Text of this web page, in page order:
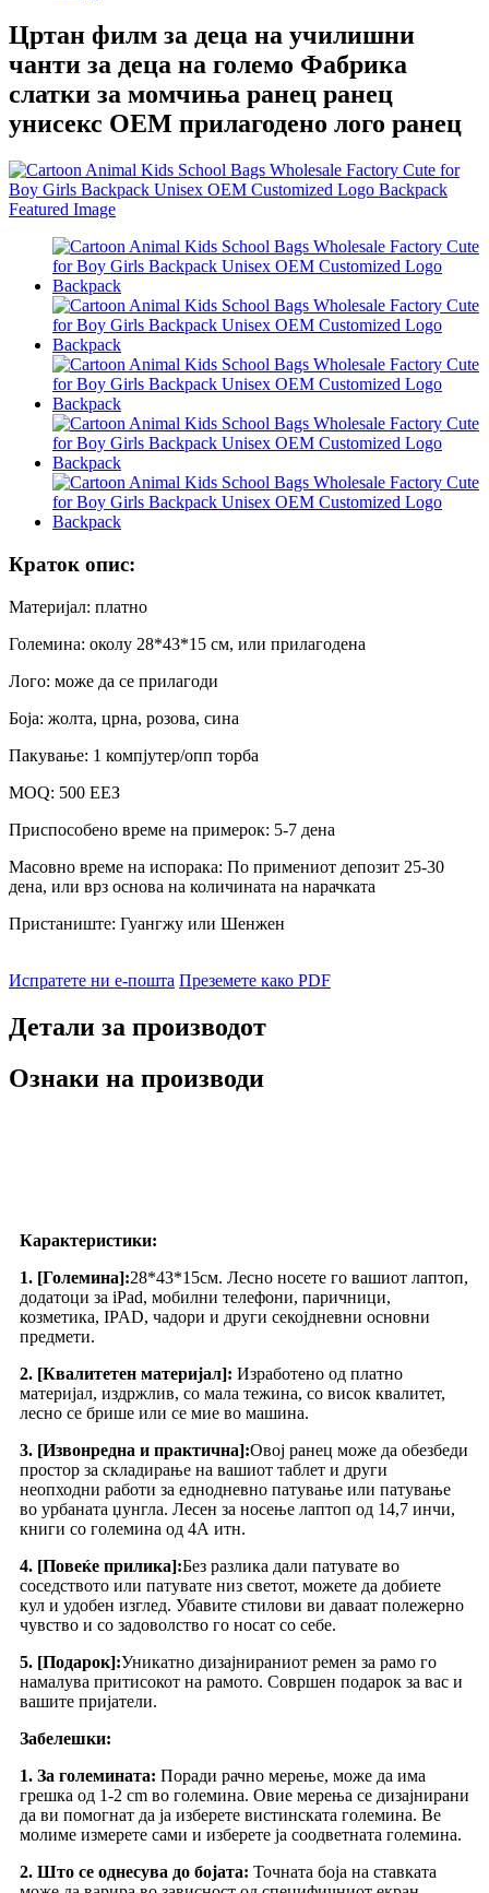
Цртан филм за деца на училишни
чанти за деца на големо Фабрика
слатки за момчиња ранец ранец
унисекс OEM прилагодено лого ранец
Краток опис:
Материјал: платно
Големина: околу 28*43*15 см, или прилагодена
Лого: може да се прилагоди
Боја: жолта, црна, розова, сина
Пакување: 1 компјутер/опп торба
MOQ: 500 ЕЕЗ
Приспособено време на примерок: 5-7 дена
Масовно време на испорака: По примениот депозит 25-30
дена, или врз основа на количината на нарачката
Пристаниште: Гуангжу или Шенжен
Испратете ни е-пошта Преземете како PDF
Детали за производот
Ознаки на производи
Карактеристики:
1. [Големина]:28*43*15см. Лесно носете го вашиот лаптоп,
додатоци за iPad, мобилни телефони, паричници,
козметика, IPAD, чадори и други секојдневни основни
предмети.
2. [Квалитетен материјал]: Изработено од платно
материјал, издржлив, со мала тежина, со висок квалитет,
лесно се брише или се мие во машина.
3. [Извонредна и практична]:Овој ранец може да обезбеди
простор за складирање на вашиот таблет и други
неопходни работи за еднодневно патување или патување
во урбаната џунгла. Лесен за носење лаптоп од 14,7 инчи,
книги со големина од 4А итн.
4. [Повеќе прилика]:Без разлика дали патувате во
соседството или патувате низ светот, можете да добиете
кул и удобен изглед. Убавите стилови ви даваат полежерно
чувство и со задоволство го носат со себе.
5. [Подарок]:Уникатно дизајнираниот ремен за рамо го
намалува притисокот на рамото. Совршен подарок за вас и
вашите пријатели.
Забелешки:
1. За големината: Поради рачно мерење, може да има
грешка од 1-2 cm во големина. Овие мерења се дизајнирани
да ви помогнат да ја изберете вистинската големина. Ве
молиме измерете сами и изберете ја соодветната големина.
2. Што се однесува до бојата: Точната боја на ставката